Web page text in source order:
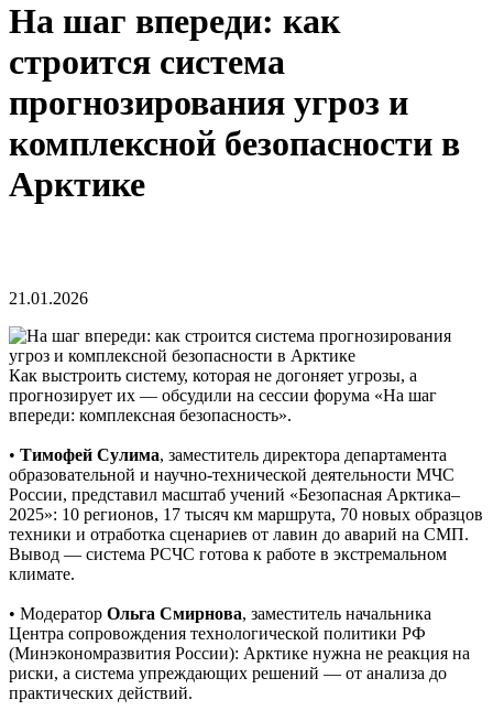
На шаг впереди: как
строится система
прогнозирования угроз и
комплексной безопасности в
Арктике
21.01.2026
Как выстроить систему, которая не догоняет угрозы, а
прогнозирует их — обсудили на сессии форума «На шаг
впереди: комплексная безопасность».
• Тимофей Сулима, заместитель директора департамента
образовательной и научно-технической деятельности МЧС
России, представил масштаб учений «Безопасная Арктика–
2025»: 10 регионов, 17 тысяч км маршрута, 70 новых образцов
техники и отработка сценариев от лавин до аварий на СМП.
Вывод — система РСЧС готова к работе в экстремальном
климате.
• Модератор Ольга Смирнова, заместитель начальника
Центра сопровождения технологической политики РФ
(Минэкономразвития России): Арктике нужна не реакция на
риски, а система упреждающих решений — от анализа до
практических действий.